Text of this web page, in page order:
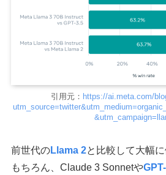
引用元： https://ai.meta.com/
前世代のLlama 2と比較して大幅
もちろん、Claude 3 Sonnetや